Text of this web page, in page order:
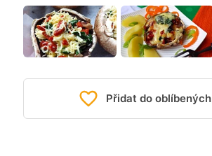
Přidat do oblíbených